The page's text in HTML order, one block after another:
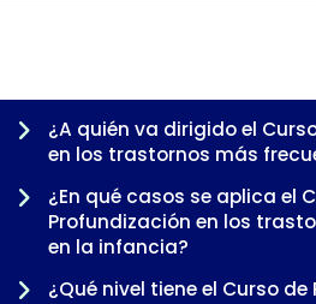
¿A quién va dirigido el
en los trastornos más
¿En qué casos se aplica el
Profundización en los
en la infancia?
¿Qué nivel tiene el Curso